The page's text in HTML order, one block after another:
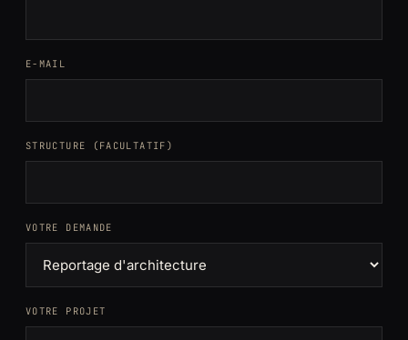
E-MAIL
STRUCTURE (FACULTATIF)
VOTRE DEMANDE
VOTRE PROJET